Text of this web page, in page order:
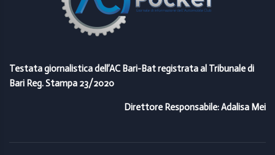
Testata giornalistica dell’AC Bari-Bat registrata al Tribunale di
Bari Reg. Stampa 23/2020
Direttore Responsabile: Adalisa Mei